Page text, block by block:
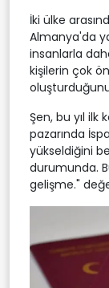
İki ülke
Almanya'da
insanlarla
kişilerin çok
Şen, bu yıl
pazarında
yükseldiğini
durumunda.
gelişme."